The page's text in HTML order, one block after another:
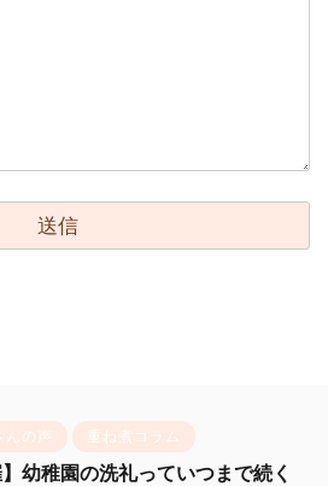
の声 重ね煮コラム
】幼稚園の洗礼っていつまで続く